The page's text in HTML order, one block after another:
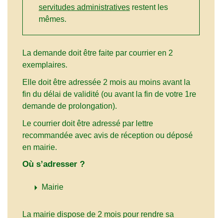
servitudes administratives restent les
mêmes.
La demande doit être faite par courrier en 2
exemplaires.
Elle doit être adressée 2 mois au moins avant la
fin du délai de validité (ou avant la fin de votre 1re
demande de prolongation).
Le courrier doit être adressé par lettre
recommandée avec avis de réception ou déposé
en mairie.
Où s’adresser ?
arrow_right Mairie
La mairie dispose de 2 mois pour rendre sa